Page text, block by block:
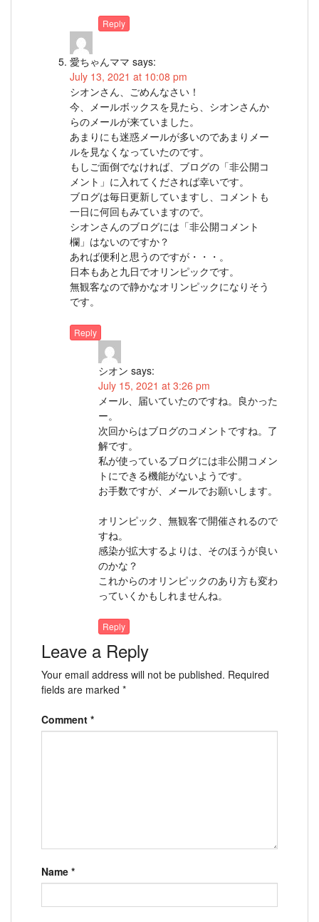
Reply
愛ちゃんママ says:
July 13, 2021 at 10:08 pm
シオンさん、ごめんなさい！
今、メールボックスを見たら、シオンさんか
らのメールが来ていました。
あまりにも迷惑メールが多いのであまりメー
ルを見なくなっていたのです。
もしご面倒でなければ、ブログの「非公開コ
メント」に入れてくだされば幸いです。
ブログは毎日更新していますし、コメントも
一日に何回もみていますので。
シオンさんのブログには「非公開コメント
欄」はないのですか？
あれば便利と思うのですが・・・。
日本もあと九日でオリンピックです。
無観客なので静かなオリンピックになりそう
です。
Reply
シオン says:
July 15, 2021 at 3:26 pm
メール、届いていたのですね。良かった
ー。
次回からはブログのコメントですね。了
解です。
私が使っているブログには非公開コメン
トにできる機能がないようです。
お手数ですが、メールでお願いします。
オリンピック、無観客で開催されるので
すね。
感染が拡大するよりは、そのほうが良い
のかな？
これからのオリンピックのあり方も変わ
っていくかもしれませんね。
Reply
Leave a Reply
Your email address will not be published. Required
fields are marked *
Comment *
Name *